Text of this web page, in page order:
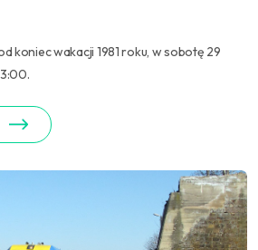
koniec wakacji 1981 roku, w sobotę 29